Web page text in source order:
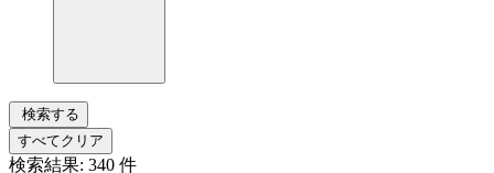
検索する
すべてクリア
検索結果: 340 件